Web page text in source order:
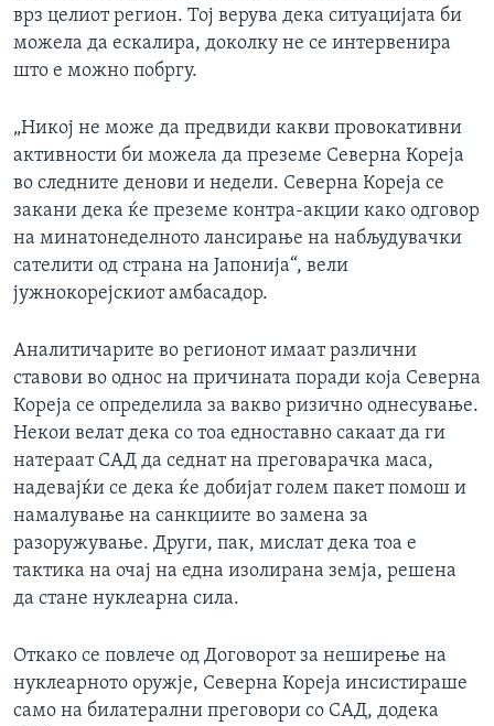
врз целиот регион. Тој верува дека ситуацијата би
можела да ескалира, доколку не се интервенира
што е можно побргу.
„Никој не може да предвиди какви провокативни
активности би можела да преземе Северна Кореја
во следните денови и недели. Северна Кореја се
закани дека ќе преземе контра-акции како одговор
на минатонеделното лансирање на набљудувачки
сателити од страна на Јапонија“, вели
јужнокорејскиот амбасадор.
Аналитичарите во регионот имаат различни
ставови во однос на причината поради која Северна
Кореја се определила за вакво ризично однесување.
Некои велат дека со тоа едноставно сакаат да ги
натераат САД да седнат на преговарачка маса,
надевајќи се дека ќе добијат голем пакет помош и
намалување на санкциите во замена за
разоружување. Други, пак, мислат дека тоа е
тактика на очај на една изолирана земја, решена
да стане нуклеарна сила.
Откако се повлече од Договорот за неширење на
нуклеарното оружје, Северна Кореја инсистираше
само на билатерални преговори со САД, додека